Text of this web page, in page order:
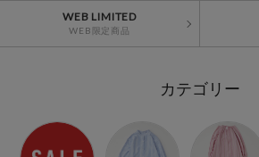
WEB LIMITED
WEB限定商品
カテゴリー